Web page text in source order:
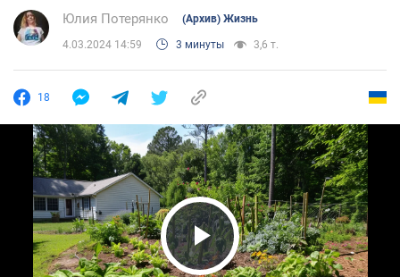
Юлия Потерянко (Архив) Жизнь
4.03.2024 14:59 3 минуты 3,6 т.
18